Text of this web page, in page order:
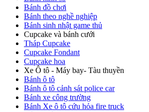
Bánh đồ chơi
Bánh theo nghề nghiệp
Bánh sinh nhật game thủ
Cupcake và bánh cưới
Tháp Cupcake
Cupcake Fondant
Cupcake hoa
Xe Ô tô - Máy bay- Tàu thuyền
Bánh ô tô
Bánh ô tô cảnh sát police car
Bánh xe công trường
Bánh Xe ô tô cứu hỏa fire truck